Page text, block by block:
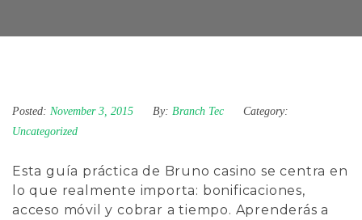
Posted: November 3, 2015 By: Branch Tec
Category:
Uncategorized
Esta guía práctica de Bruno casino se centra en
lo que realmente importa: bonificaciones,
acceso móvil y cobrar a tiempo. Aprenderás a